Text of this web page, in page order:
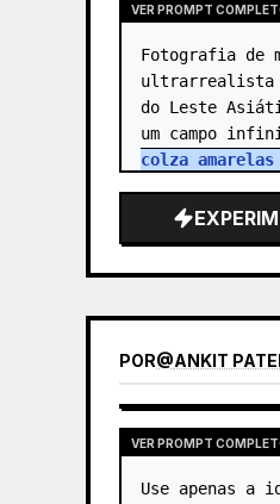
VER PROMPT
Fotografia de
ultrarrealista
do Leste
um campo
colza amarelas
capturada de
POR@ANKIT
VER PROMPT
Use apenas a